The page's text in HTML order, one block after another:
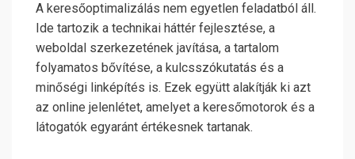
A keresőoptimalizálás nem egyetlen feladatból áll.
Ide tartozik a technikai háttér fejlesztése, a
weboldal szerkezetének javítása, a tartalom
folyamatos bővítése, a kulcsszókutatás és a
minőségi linképítés is. Ezek együtt alakítják ki azt
az online jelenlétet, amelyet a keresőmotorok és a
látogatók egyaránt értékesnek tartanak.